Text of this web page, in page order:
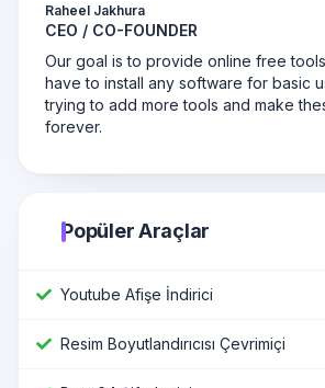
Raheel Jakhura
CEO / CO-FOUNDER
Our goal is to provide online free
have to install any software for basic
trying to add more tools and make
forever.
Popüler Araçlar
Youtube Afişe İndirici
Resim Boyutlandırıcısı Çevrimiçi